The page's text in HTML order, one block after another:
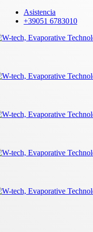
Skip
content
Asistencia
+39051 6783010